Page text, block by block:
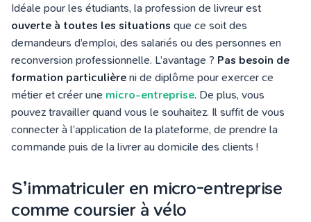
Idéale pour les étudiants, la profession de livreur est
ouverte à toutes les situations que ce soit des
demandeurs d’emploi, des salariés ou des personnes en
reconversion professionnelle. L’avantage ? Pas besoin de
formation particulière ni de diplôme pour exercer ce
métier et créer une micro-entreprise. De plus, vous
pouvez travailler quand vous le souhaitez. Il suffit de vous
connecter à l’application de la plateforme, de prendre la
commande puis de la livrer au domicile des clients !
S’immatriculer en micro-entreprise
comme coursier à vélo